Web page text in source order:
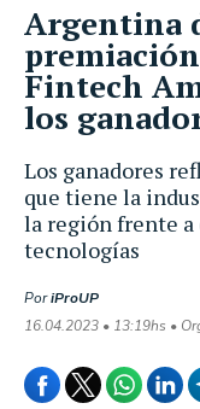
Los ganadores
que tiene la
la región frente a
tecnologías
PoriProUP
16.04.2023 • 13:19hs •
Argentina
Fintech
los